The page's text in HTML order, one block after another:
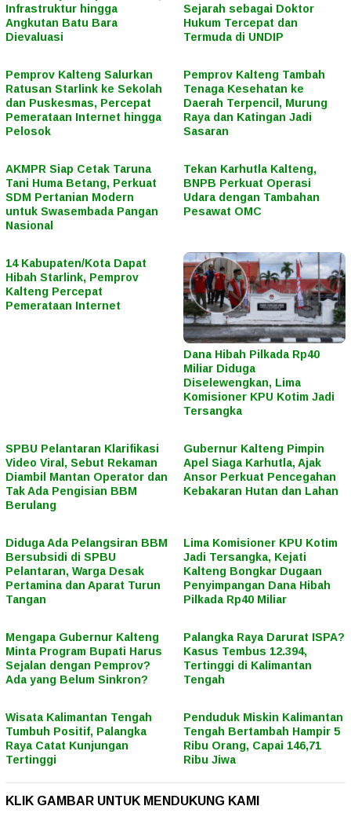
Infrastruktur hingga
Angkutan Batu Bara
Dievaluasi
Sejarah sebagai Doktor
Hukum Tercepat dan
Termuda di UNDIP
Pemprov Kalteng Salurkan
Ratusan Starlink ke Sekolah
dan Puskesmas, Percepat
Pemerataan Internet hingga
Pelosok
Pemprov Kalteng Tambah
Tenaga Kesehatan ke
Daerah Terpencil, Murung
Raya dan Katingan Jadi
Sasaran
AKMPR Siap Cetak Taruna
Tani Huma Betang, Perkuat
SDM Pertanian Modern
untuk Swasembada Pangan
Nasional
Tekan Karhutla Kalteng,
BNPB Perkuat Operasi
Udara dengan Tambahan
Pesawat OMC
14 Kabupaten/Kota Dapat
Hibah Starlink, Pemprov
Kalteng Percepat
Pemerataan Internet
Dana Hibah Pilkada Rp40
Miliar Diduga
Diselewengkan, Lima
Komisioner KPU Kotim Jadi
Tersangka
SPBU Pelantaran Klarifikasi
Video Viral, Sebut Rekaman
Diambil Mantan Operator dan
Tak Ada Pengisian BBM
Berulang
Gubernur Kalteng Pimpin
Apel Siaga Karhutla, Ajak
Ansor Perkuat Pencegahan
Kebakaran Hutan dan Lahan
Diduga Ada Pelangsiran BBM
Bersubsidi di SPBU
Pelantaran, Warga Desak
Pertamina dan Aparat Turun
Tangan
Lima Komisioner KPU Kotim
Jadi Tersangka, Kejati
Kalteng Bongkar Dugaan
Penyimpangan Dana Hibah
Pilkada Rp40 Miliar
Mengapa Gubernur Kalteng
Minta Program Bupati Harus
Sejalan dengan Pemprov?
Ada yang Belum Sinkron?
Palangka Raya Darurat ISPA?
Kasus Tembus 12.394,
Tertinggi di Kalimantan
Tengah
Wisata Kalimantan Tengah
Tumbuh Positif, Palangka
Raya Catat Kunjungan
Tertinggi
Penduduk Miskin Kalimantan
Tengah Bertambah Hampir 5
Ribu Orang, Capai 146,71
Ribu Jiwa
KLIK GAMBAR UNTUK MENDUKUNG KAMI